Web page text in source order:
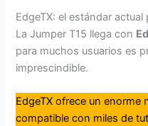
EdgeTX: el estándar actual
La Jumper T15 llega con
para muchos usuarios es
imprescindible.
EdgeTX ofrece un enorme
compatible con miles de